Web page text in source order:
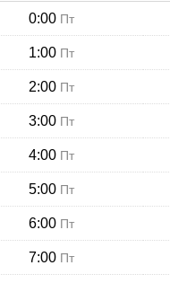
0:00 Пт
1:00 Пт
2:00 Пт
3:00 Пт
4:00 Пт
5:00 Пт
6:00 Пт
7:00 Пт